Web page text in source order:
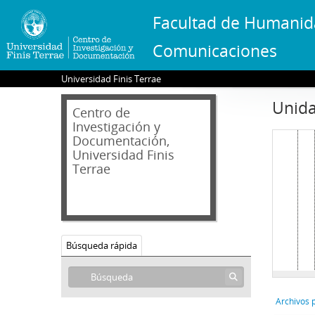
Facultad de
Comunicaciones
Universidad Finis Terrae
Centro de
Investigación y
Documentación,
Universidad Finis
Terrae
Búsqueda rápida
Archivos